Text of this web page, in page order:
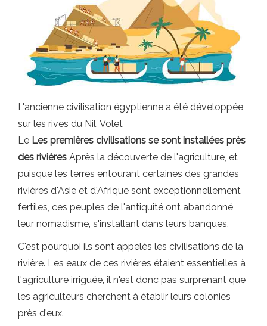
L'ancienne civilisation égyptienne a été développée
sur les rives du Nil. Volet
Le Les premières civilisations se sont installées près
des rivières Après la découverte de l'agriculture, et
puisque les terres entourant certaines des grandes
rivières d'Asie et d'Afrique sont exceptionnellement
fertiles, ces peuples de l'antiquité ont abandonné
leur nomadisme, s'installant dans leurs banques.
C'est pourquoi ils sont appelés les civilisations de la
rivière. Les eaux de ces rivières étaient essentielles à
l'agriculture irriguée, il n'est donc pas surprenant que
les agriculteurs cherchent à établir leurs colonies
près d'eux.